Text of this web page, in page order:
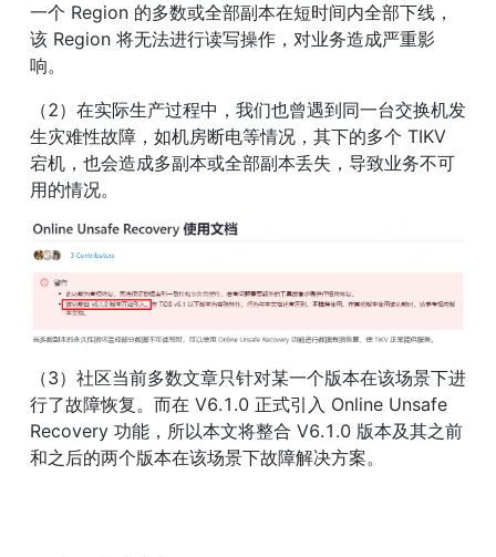
一个 Region 的多数或全部副本在短时间内全部下线，
该 Region 将无法进行读写操作，对业务造成严重影
响。
（2）在实际生产过程中，我们也曾遇到同一台交换机发
生灾难性故障，如机房断电等情况，其下的多个 TIKV
宕机，也会造成多副本或全部副本丢失，导致业务不可
用的情况。
（3）社区当前多数文章只针对某一个版本在该场景下进
行了故障恢复。而在 V6.1.0 正式引入 Online Unsafe
Recovery 功能，所以本文将整合 V6.1.0 版本及其之前
和之后的两个版本在该场景下故障解决方案。